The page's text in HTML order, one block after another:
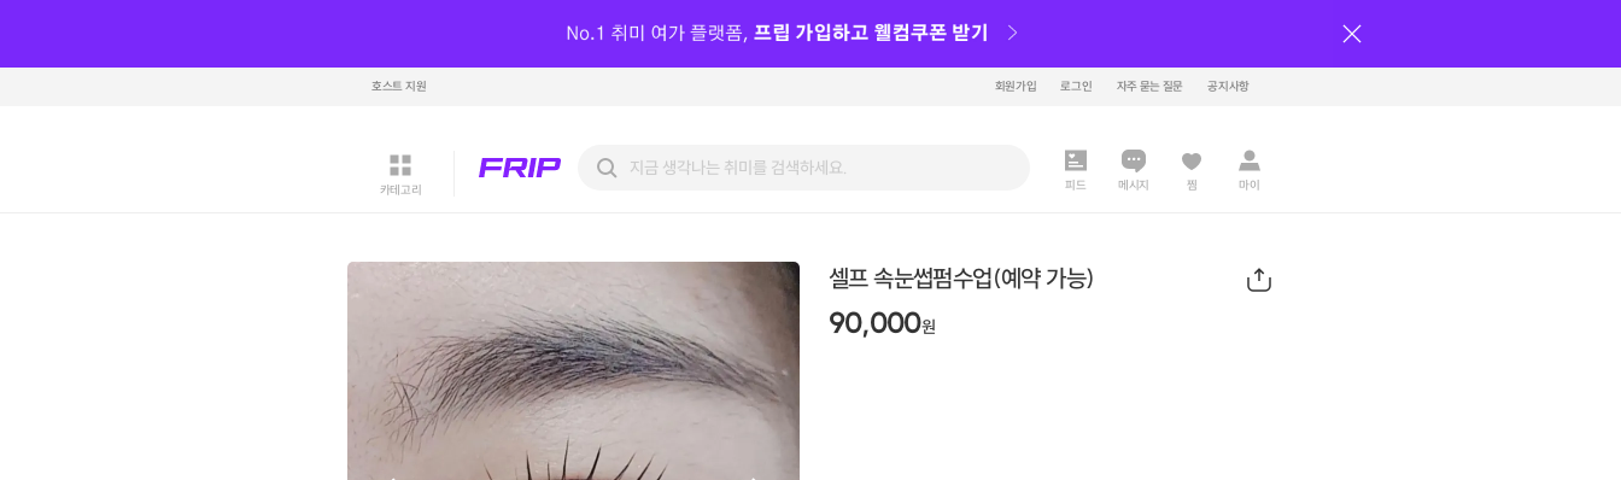
호스트 지원 회원가입 로그인 자주 묻는 질문 공지사항
카테고리 피드 메시지 찜 마이
셀프 속눈썹펌수업(예약 가능)
90,000원